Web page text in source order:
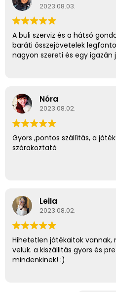
2023.08.03.
A buli szerviz és a hátsó
baráti összejövetelek
nagyon szereti és egy igazán
Nóra
2023.08.02.
Gyors ,pontos szállítás, a
szórakoztató
Leila
2023.08.02.
Hihetetlen játékaitok vannak,
velük. a kiszállitás gyors és
mindenkinek! :)